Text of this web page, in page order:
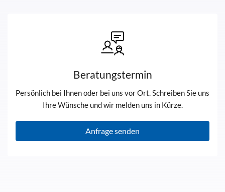
Beratungstermin
Persönlich bei Ihnen oder bei uns vor Ort. Schreiben Sie uns
Ihre Wünsche und wir melden uns in Kürze.
Anfrage senden